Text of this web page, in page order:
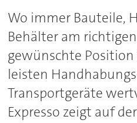
Wo immer Bauteile,
Behälter am
gewünschte
leisten
Transportgeräte
Expresso zeigt auf